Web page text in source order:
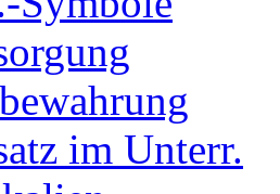
im Unterr.